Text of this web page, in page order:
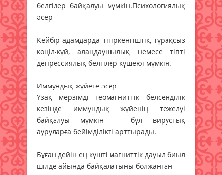
белгілер байқалуы мүмкін.Психологиялық
әсер
Кейбір адамдарда тітіркенгіштік, тұрақсыз
көңіл-күй, алаңдаушылық немесе тіпті
депрессиялық белгілер күшеюі мүмкін.
Иммундық жүйеге әсер
Ұзақ мерзімді геомагниттік белсенділік
кезінде иммундық жүйенің тежелуі
байқалуы мүмкін — бұл вирустық
ауруларға бейімділікті арттырады.
Бұған дейін ең күшті магниттік дауыл биыл
шілде айында байқалатыны болжанған